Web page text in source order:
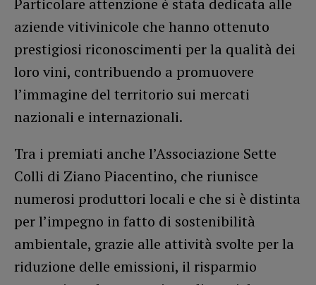
aziende vitivinicole che hanno ottenuto
prestigiosi riconoscimenti per la qualità dei
loro vini, contribuendo a promuovere
l’immagine del territorio sui mercati
nazionali e internazionali.
Tra i premiati anche l’Associazione Sette
Colli di Ziano Piacentino, che riunisce
numerosi produttori locali e che si è distinta
per l’impegno in fatto di sostenibilità
ambientale, grazie alle attività svolte per la
riduzione delle emissioni, il risparmio